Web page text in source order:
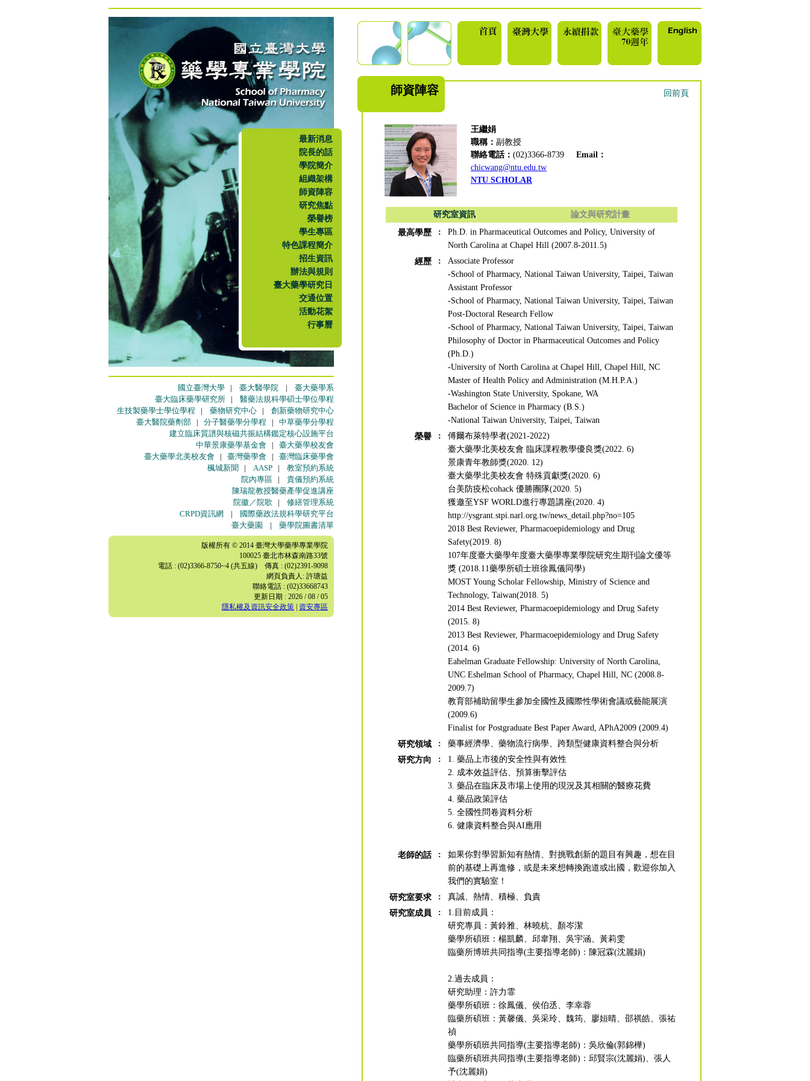
最新消息
院長的話
學院簡介
組織架構
師資陣容
研究焦點
榮譽榜
學生專區
特色課程簡介
招生資訊
辦法與規則
臺大藥學研究日
交通位置
活動花絮
行事曆
國立臺灣大學 | 臺大醫學院 | 臺大藥學系
臺大臨床藥學研究所 | 醫藥法規科學碩士學位學程
生技製藥學士學位學程 | 藥物研究中心 | 創新藥物研究中心
臺大醫院藥劑部 | 分子醫藥學分學程 | 中草藥學分學程
建立臨床質譜與核磁共振結構鑑定核心設施平台
中華景康藥學基金會 | 臺大藥學校友會
臺大藥學北美校友會 | 臺灣藥學會 | 臺灣臨床藥學會
楓城新聞 | AASP | 教室預約系統
院內專區 | 貴儀預約系統
陳瑞龍教授醫藥產學促進講座
院徽／院歌 | 修繕管理系統
CRPD資訊網 |
國際藥政法規科學研究平台
臺大藥園
| 藥學院圖書清單
版權所有 © 2014 臺灣大學藥學專業學院
100025 臺北市林森南路33號
電話 : (02)3366-8750~4 (共五線) 傳真 : (02)2391-9098
網頁負責人: 許瑭益
聯絡電話 : (02)33668743
更新日期 : 2026 / 08 / 05
隱私權及資訊安全政策
資安專區
師資陣容 回前頁
王繼娟
職稱： 副教授
聯絡電話： (02)3366-8739 Email：
chicwang@ntu.edu.tw
NTU SCHOLAR
研究室資訊
論文與研究計畫
最高學歷
:
Ph.D. in Pharmaceutical Outcomes and Policy, University of
North Carolina at Chapel Hill (2007.8-2011.5)
經歷
:
Associate Professor
-School of Pharmacy, National Taiwan University, Taipei, Taiwan
Assistant Professor
-School of Pharmacy, National Taiwan University, Taipei, Taiwan
Post-Doctoral Research Fellow
-School of Pharmacy, National Taiwan University, Taipei, Taiwan
Philosophy of Doctor in Pharmaceutical Outcomes and Policy
(Ph.D.)
-University of North Carolina at Chapel Hill, Chapel Hill, NC
Master of Health Policy and Administration (M.H.P.A.)
-Washington State University, Spokane, WA
Bachelor of Science in Pharmacy (B.S.)
-National Taiwan University, Taipei, Taiwan
榮譽
:
傅爾布萊特學者(2021-2022)
臺大藥學北美校友會 臨床課程教學優良獎(2022. 6)
景康青年教師獎(2020. 12)
臺大藥學北美校友會 特殊貢獻獎(2020. 6)
台美防疫松cohack 優勝團隊(2020. 5)
獲邀至YSF WORLD進行專題講座(2020. 4)
http://ysgrant.stpi.narl.org.tw/news_detail.php?no=105
2018 Best Reviewer, Pharmacoepidemiology and Drug
Safety(2019. 8)
107年度臺大藥學年度臺大藥學專業學院研究生期刊論文優等
獎 (2018.11藥學所碩士班徐鳳儀同學)
MOST Young Scholar Fellowship, Ministry of Science and
Technology, Taiwan(2018. 5)
2014 Best Reviewer, Pharmacoepidemiology and Drug Safety
(2015. 8)
2013 Best Reviewer, Pharmacoepidemiology and Drug Safety
(2014. 6)
Eahelman Graduate Fellowship: University of North Carolina,
UNC Eshelman School of Pharmacy, Chapel Hill, NC (2008.8-
2009.7)
教育部補助留學生參加全國性及國際性學術會議或藝能展演
(2009.6)
Finalist for Postgraduate Best Paper Award, APhA2009 (2009.4)
研究領域
:
藥事經濟學、藥物流行病學、跨類型健康資料整合與分析
研究方向
:
1. 藥品上市後的安全性與有效性
2. 成本效益評估、預算衝擊評估
3. 藥品在臨床及市場上使用的現況及其相關的醫療花費
4. 藥品政策評估
5. 全國性問卷資料分析
6. 健康資料整合與AI應用
老師的話 :
如果你對學習新知有熱情、對挑戰創新的題目有興趣，想在目
前的基礎上再進修，或是未來想轉換跑道或出國，歡迎你加入
我們的實驗室！
研究室要求
:
真誠、熱情、積極、負責
研究室成員
:
1.目前成員：
研究專員：黃鈴雅、林曉杭、顏岑潔
藥學所碩班：楊凱麟、邱韋翔、吳宇涵、黃莉雯
臨藥所博班共同指導(主要指導老師)：陳冠霖(沈麗娟)
2.過去成員：
研究助理：許力霏
藥學所碩班：徐鳳儀、侯伯丞、李幸蓉
臨藥所碩班：黃馨儀、吳采玲、魏筠、廖姮晴、邵祺皓、張祐
禎
藥學所碩班共同指導(主要指導老師)：吳欣倫(郭錦樺)
臨藥所碩班共同指導(主要指導老師)：邱賢宗(沈麗娟)、張人
予(沈麗娟)